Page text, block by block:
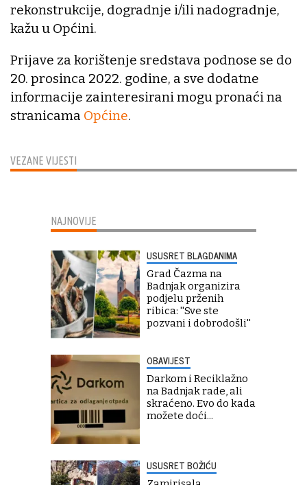
VEZANE VIJESTI
rekonstrukcije, dogradnje i/ili nadogradnje,
kažu u Općini.
Prijave za korištenje sredstava podnose se do
20. prosinca 2022. godine, a sve dodatne
informacije zainteresirani mogu pronaći na
stranicama Općine.
NAJNOVIJE
USUSRET BLAGDANIMA
Grad Čazma na
Badnjak organizira
podjelu prženih
ribica: ''Sve ste
pozvani i dobrodošli''
OBAVIJEST
Darkom i Reciklažno
na Badnjak rade, ali
skraćeno. Evo do kada
možete doći...
USUSRET BOŽIĆU